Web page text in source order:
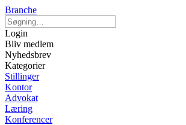
Branche
Login
Bliv medlem
Nyhedsbrev
Kategorier
Stillinger
Kontor
Advokat
Læring
Konferencer